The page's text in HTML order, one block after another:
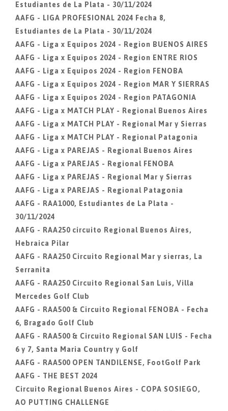
Estudiantes de La Plata - 30/11/2024
AAFG - LIGA PROFESIONAL 2024 Fecha 8,
Estudiantes de La Plata - 30/11/2024
AAFG - Liga x Equipos 2024 - Region BUENOS AIRES
AAFG - Liga x Equipos 2024 - Region ENTRE RIOS
AAFG - Liga x Equipos 2024 - Region FENOBA
AAFG - Liga x Equipos 2024 - Region MAR Y SIERRAS
AAFG - Liga x Equipos 2024 - Region PATAGONIA
AAFG - Liga x MATCH PLAY - Regional Buenos Aires
AAFG - Liga x MATCH PLAY - Regional Mar y Sierras
AAFG - Liga x MATCH PLAY - Regional Patagonia
AAFG - Liga x PAREJAS - Regional Buenos Aires
AAFG - Liga x PAREJAS - Regional FENOBA
AAFG - Liga x PAREJAS - Regional Mar y Sierras
AAFG - Liga x PAREJAS - Regional Patagonia
AAFG - RAA1000, Estudiantes de La Plata -
30/11/2024
AAFG - RAA250 circuito Regional Buenos Aires,
Hebraica Pilar
AAFG - RAA250 Circuito Regional Mar y sierras, La
Serranita
AAFG - RAA250 Circuito Regional San Luis, Villa
Mercedes Golf Club
AAFG - RAA500 & Circuito Regional FENOBA - Fecha
6, Bragado Golf Club
AAFG - RAA500 & Circuito Regional SAN LUIS - Fecha
6 y 7, Santa Maria Country y Golf
AAFG - RAA500 OPEN TANDILENSE, FootGolf Park
AAFG - THE BEST 2024
Circuito Regional Buenos Aires - COPA SOSIEGO,
AO PUTTING CHALLENGE